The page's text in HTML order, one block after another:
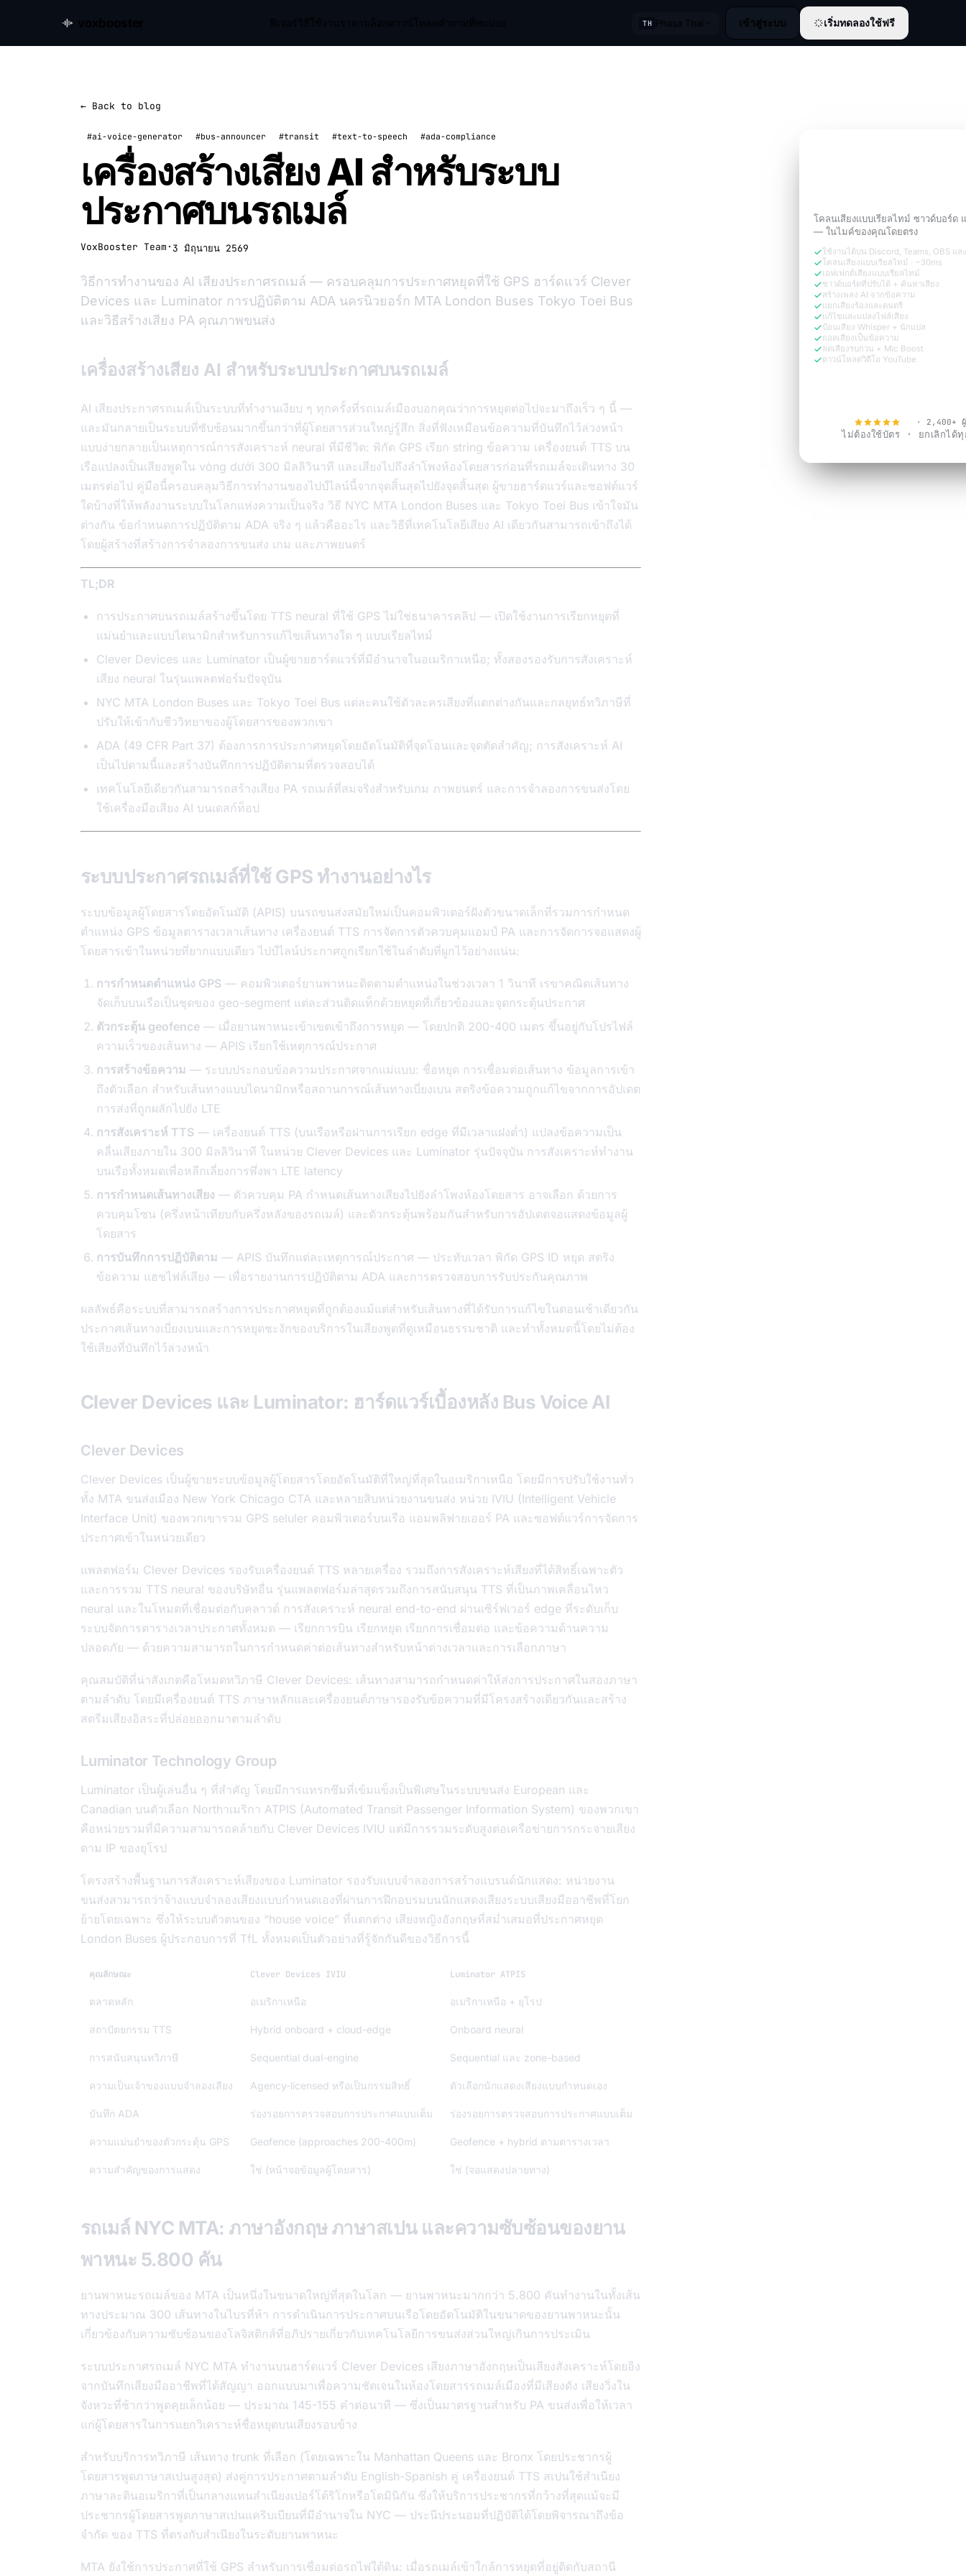
TH Phasa Thai เข้าสู่ระบบ เริ่มทดลองใช้ฟรี
← Back to blog
#ai-voice-generator #bus-announcer #transit #text-to-speech #ada-compliance
เครื่องสร้างเสียง AI สำหรับระบบ
ประกาศบนรถเมล์
VoxBooster Team · 3 มิถุนายน 2569
วิธีการทำงานของ AI เสียงประกาศรถเมล์ — ครอบคลุมการประกาศหยุดที่ใช้ GPS ฮาร์ดแวร์ Clever
Devices และ Luminator การปฏิบัติตาม ADA นครนิวยอร์ก MTA London Buses Tokyo Toei Bus
และวิธีสร้างเสียง PA คุณภาพขนส่ง
เครื่องสร้างเสียง AI สำหรับระบบประกาศบนรถเมล์
AI เสียงประกาศรถเมล์เป็นระบบที่ทำงานเงียบ ๆ ทุกครั้งที่รถเมล์เมืองบอกคุณว่าการหยุดต่อไปจะมาถึงเร็ว ๆ นี้ —
และมันกลายเป็นระบบที่ซับซ้อนมากขึ้นกว่าที่ผู้โดยสารส่วนใหญ่รู้สึก สิ่งที่ฟังเหมือนข้อความที่บันทึกไว้ล่วงหน้า
แบบง่ายกลายเป็นเหตุการณ์การสังเคราะห์ neural ที่มีชีวิต: พิกัด GPS เรียก string ข้อความ เครื่องยนต์ TTS บน
เรือแปลงเป็นเสียงพูดใน vòng dưới 300 มิลลิวินาที และเสียงไปถึงลำโพงห้องโดยสารก่อนที่รถเมล์จะเดินทาง 30
เมตรต่อไป คู่มือนี้ครอบคลุมวิธีการทำงานของไปป์ไลน์นี้จากจุดสิ้นสุดไปยังจุดสิ้นสุด ผู้ขายฮาร์ดแวร์และซอฟต์แวร์
ใดบ้างที่ให้พลังงานระบบในโลกแห่งความเป็นจริง วิธี NYC MTA London Buses และ Tokyo Toei Bus เข้าใจมัน
ต่างกัน ข้อกำหนดการปฏิบัติตาม ADA จริง ๆ แล้วคืออะไร และวิธีที่เทคโนโลยีเสียง AI เดียวกันสามารถเข้าถึงได้
โดยผู้สร้างที่สร้างการจำลองการขนส่ง เกม และภาพยนตร์
TL;DR
การประกาศบนรถเมล์สร้างขึ้นโดย TTS neural ที่ใช้ GPS ไม่ใช่ธนาคารคลิป — เปิดใช้งานการเรียกหยุดที่
แม่นยำและแบบไดนามิกสำหรับการแก้ไขเส้นทางใด ๆ แบบเรียลไทม์
Clever Devices และ Luminator เป็นผู้ขายฮาร์ดแวร์ที่มีอำนาจในอเมริกาเหนือ; ทั้งสองรองรับการสังเคราะห์
เสียง neural ในรุ่นแพลตฟอร์มปัจจุบัน
NYC MTA London Buses และ Tokyo Toei Bus แต่ละคนใช้ตัวละครเสียงที่แตกต่างกันและกลยุทธ์ทวิภาษีที่
ปรับให้เข้ากับชีววิทยาของผู้โดยสารของพวกเขา
ADA (49 CFR Part 37) ต้องการการประกาศหยุดโดยอัตโนมัติที่จุดโอนและจุดตัดสำคัญ; การสังเคราะห์ AI
เป็นไปตามนี้และสร้างบันทึกการปฏิบัติตามที่ตรวจสอบได้
เทคโนโลยีเดียวกันสามารถสร้างเสียง PA รถเมล์ที่สมจริงสำหรับเกม ภาพยนตร์ และการจำลองการขนส่งโดย
ใช้เครื่องมือเสียง AI บนเดสก์ท็อป
ระบบประกาศรถเมล์ที่ใช้ GPS ทำงานอย่างไร
ระบบข้อมูลผู้โดยสารโดยอัตโนมัติ (APIS) บนรถขนส่งสมัยใหม่เป็นคอมพิวเตอร์ฝังตัวขนาดเล็กที่รวมการกำหนด
ตำแหน่ง GPS ข้อมูลตารางเวลาเส้นทาง เครื่องยนต์ TTS การจัดการตัวควบคุมแอมป์ PA และการจัดการจอแสดงผู้
โดยสารเข้าในหน่วยที่ยากแบบเดียว ไปป์ไลน์ประกาศถูกเรียกใช้ในลำดับที่ผูกไว้อย่างแน่น:
การกำหนดตำแหน่ง GPS — คอมพิวเตอร์ยานพาหนะติดตามตำแหน่งในช่วงเวลา 1 วินาที เรขาคณิตเส้นทาง
จัดเก็บบนเรือเป็นชุดของ geo-segment แต่ละส่วนติดแท็กด้วยหยุดที่เกี่ยวข้องและจุดกระตุ้นประกาศ
ตัวกระตุ้น geofence — เมื่อยานพาหนะเข้าเขตเข้าถึงการหยุด — โดยปกติ 200-400 เมตร ขึ้นอยู่กับโปรไฟล์
ความเร็วของเส้นทาง — APIS เรียกใช้เหตุการณ์ประกาศ
การสร้างข้อความ — ระบบประกอบข้อความประกาศจากแม่แบบ: ชื่อหยุด การเชื่อมต่อเส้นทาง ข้อมูลการเข้า
ถึงตัวเลือก สำหรับเส้นทางแบบไดนามิกหรือสถานการณ์เส้นทางเบี่ยงเบน สตริงข้อความถูกแก้ไขจากการอัปเดต
การส่งที่ถูกผลักไปยัง LTE
การสังเคราะห์ TTS — เครื่องยนต์ TTS (บนเรือหรือผ่านการเรียก edge ที่มีเวลาแฝงต่ำ) แปลงข้อความเป็น
คลื่นเสียงภายใน 300 มิลลิวินาที ในหน่วย Clever Devices และ Luminator รุ่นปัจจุบัน การสังเคราะห์ทำงาน
บนเรือทั้งหมดเพื่อหลีกเลี่ยงการพึ่งพา LTE latency
การกำหนดเส้นทางเสียง — ตัวควบคุม PA กำหนดเส้นทางเสียงไปยังลำโพงห้องโดยสาร อาจเลือก ด้วยการ
ควบคุมโซน (ครึ่งหน้าเทียบกับครึ่งหลังของรถเมล์) และตัวกระตุ้นพร้อมกันสำหรับการอัปเดตจอแสดงข้อมูลผู้
โดยสาร
การบันทึกการปฏิบัติตาม — APIS บันทึกแต่ละเหตุการณ์ประกาศ — ประทับเวลา พิกัด GPS ID หยุด สตริง
ข้อความ แฮชไฟล์เสียง — เพื่อรายงานการปฏิบัติตาม ADA และการตรวจสอบการรับประกันคุณภาพ
ผลลัพธ์คือระบบที่สามารถสร้างการประกาศหยุดที่ถูกต้องแม้แต่สำหรับเส้นทางที่ได้รับการแก้ไขในตอนเช้าเดียวกัน
ประกาศเส้นทางเบี่ยงเบนและการหยุดชะงักของบริการในเสียงพูดที่ดูเหมือนธรรมชาติ และทำทั้งหมดนี้โดยไม่ต้อง
ใช้เสียงที่บันทึกไว้ล่วงหน้า
Clever Devices และ Luminator: ฮาร์ดแวร์เบื้องหลัง Bus Voice AI
Clever Devices
Clever Devices เป็นผู้ขายระบบข้อมูลผู้โดยสารโดยอัตโนมัติที่ใหญ่ที่สุดในอเมริกาเหนือ โดยมีการปรับใช้งานทั่ว
ทั้ง MTA ขนส่งเมือง New York Chicago CTA และหลายสิบหน่วยงานขนส่ง หน่วย IVIU (Intelligent Vehicle
Interface Unit) ของพวกเขารวม GPS seluler คอมพิวเตอร์บนเรือ แอมพลิฟายเออร์ PA และซอฟต์แวร์การจัดการ
ประกาศเข้าในหน่วยเดียว
แพลตฟอร์ม Clever Devices รองรับเครื่องยนต์ TTS หลายเครื่อง รวมถึงการสังเคราะห์เสียงที่ได้สิทธิ์เฉพาะตัว
และการรวม TTS neural ของบริษัทอื่น รุ่นแพลตฟอร์มล่าสุดรวมถึงการสนับสนุน TTS ที่เป็นภาพเคลื่อนไหว
neural และในโหมดที่เชื่อมต่อกับคลาวด์ การสังเคราะห์ neural end-to-end ผ่านเซิร์ฟเวอร์ edge ที่ระดับเก็บ
ระบบจัดการตารางเวลาประกาศทั้งหมด — เรียกการบิน เรียกหยุด เรียกการเชื่อมต่อ และข้อความด้านความ
ปลอดภัย — ด้วยความสามารถในการกำหนดค่าต่อเส้นทางสำหรับหน้าต่างเวลาและการเลือกภาษา
คุณสมบัติที่น่าสังเกตคือโหมดทวิภาษี Clever Devices: เส้นทางสามารถกำหนดค่าให้ส่งการประกาศในสองภาษา
ตามลำดับ โดยมีเครื่องยนต์ TTS ภาษาหลักและเครื่องยนต์ภาษารองรับข้อความที่มีโครงสร้างเดียวกันและสร้าง
สตรีมเสียงอิสระที่ปล่อยออกมาตามลำดับ
Luminator Technology Group
Luminator เป็นผู้เล่นอื่น ๆ ที่สำคัญ โดยมีการแทรกซึมที่เข้มแข็งเป็นพิเศษในระบบขนส่ง European และ
Canadian บนตัวเลือก Northาเมริกา ATPIS (Automated Transit Passenger Information System) ของพวกเขา
คือหน่วยรวมที่มีความสามารถคล้ายกับ Clever Devices IVIU แต่มีการรวมระดับสูงต่อเครือข่ายการกระจายเสียง
ตาม IP ของยุโรป
โครงสร้างพื้นฐานการสังเคราะห์เสียงของ Luminator รองรับแบบจำลองการสร้างแบรนด์นักแสดง: หน่วยงาน
ขนส่งสามารถว่าจ้างแบบจำลองเสียงแบบกำหนดเองที่ผ่านการฝึกอบรมบนนักแสดงเสียงระบบเสียงมืออาชีพที่โยก
ย้ายโดยเฉพาะ ซึ่งให้ระบบตัวตนของ “house voice” ที่แตกต่าง เสียงหญิงอังกฤษที่สม่ำเสมอที่ประกาศหยุด
London Buses ผู้ประกอบการที่ TfL ทั้งหมดเป็นตัวอย่างที่รู้จักกันดีของวิธีการนี้
คุณลักษณะ Clever Devices IVIU Luminator ATPIS
ตลาดหลัก อเมริกาเหนือ อเมริกาเหนือ + ยุโรป
สถาปัตยกรรม TTS Hybrid onboard + cloud-edge Onboard neural
การสนับสนุนทวิภาษี Sequential dual-engine Sequential และ zone-based
ความเป็นเจ้าของแบบจำลองเสียง Agency-licensed หรือเป็นกรรมสิทธิ์ ตัวเลือกนักแสดงเสียงแบบกำหนดเอง
บันทึก ADA ร่องรอยการตรวจสอบการประกาศแบบเต็ม ร่องรอยการตรวจสอบการประกาศแบบเต็ม
ความแม่นยำของตัวกระตุ้น GPS Geofence (approaches 200-400m) Geofence + hybrid ตามตารางเวลา
ความสำคัญของการแสดง ใช่ (หน้าจอข้อมูลผู้โดยสาร) ใช่ (จอแสดงปลายทาง)
รถเมล์ NYC MTA: ภาษาอังกฤษ ภาษาสเปน และความซับซ้อนของยาน
พาหนะ 5.800 คัน
ยานพาหนะรถเมล์ของ MTA เป็นหนึ่งในขนาดใหญ่ที่สุดในโลก — ยานพาหนะมากกว่า 5.800 คันทำงานในทั้งเส้น
ทางประมาณ 300 เส้นทางในไบรที่ห้า การดำเนินการประกาศบนเรือโดยอัตโนมัติในขนาดของยานพาหนะนั้น
เกี่ยวข้องกับความซับซ้อนของโลจิสติกส์ที่อภิปรายเกี่ยวกับเทคโนโลยีการขนส่งส่วนใหญ่เกินการประเมิน
ระบบประกาศรถเมล์ NYC MTA ทำงานบนฮาร์ดแวร์ Clever Devices เสียงภาษาอังกฤษเป็นเสียงสังเคราะห์โดยอิง
จากบันทึกเสียงมืออาชีพที่ได้สัญญา ออกแบบมาเพื่อความชัดเจนในห้องโดยสารรถเมล์เมืองที่มีเสียงดัง เสียงวิ่งใน
จังหวะที่ช้ากว่าพูดคุยเล็กน้อย — ประมาณ 145-155 คำต่อนาที — ซึ่งเป็นมาตรฐานสำหรับ PA ขนส่งเพื่อให้เวลา
แก่ผู้โดยสารในการแยกวิเคราะห์ชื่อหยุดบนเสียงรอบข้าง
สำหรับบริการทวิภาษี เส้นทาง trunk ที่เลือก (โดยเฉพาะใน Manhattan Queens และ Bronx โดยประชากรผู้
โดยสารพูดภาษาสเปนสูงสุด) ส่งคู่การประกาศตามลำดับ English-Spanish คู่ เครื่องยนต์ TTS สเปนใช้สำเนียง
ภาษาละตินอเมริกาที่เป็นกลางแทนสำเนียงเปอร์โต้ริโกหรือโดมินิกัน ซึ่งให้บริการประชากรที่กว้างที่สุดแม้จะมี
ประชากรผู้โดยสารพูดภาษาสเปนแคริบเบียนที่มีอำนาจใน NYC — ประนีประนอมที่ปฏิบัติได้โดยพิจารณาถึงข้อ
จำกัด ของ TTS ที่ตรงกับสำเนียงในระดับยานพาหนะ
MTA ยังใช้การประกาศที่ใช้ GPS สำหรับการเชื่อมต่อรถไฟใต้ดิน: เมื่อรถเมล์เข้าใกล้การหยุดที่อยู่ติดกับสถานี
โคลนเสียงแบบเรียลไทม์ ซาวด์บอร์ด
— ในไมค์ของคุณโดยตรง
ใช้งานได้บน Discord, Teams, OBS แล
โคลนเสียงแบบเรียลไทม์ · ~30ms
เอฟเฟกต์เสียงแบบเรียลไทม์
ซาวด์บอร์ดที่ปรับได้ + ค้นหาเสียง
สร้างเพลง AI จากข้อความ
แยกเสียงร้องและดนตรี
แก้ไขและแปลงไฟล์เสียง
ป้อนเสียง Whisper + นักแปล
ถอดเสียงเป็นข้อความ
ลดเสียงรบกวน + Mic Boost
ดาวน์โหลดวิดีโอ YouTube
· 2,400+ ผู้
ไม่ต้องใช้บัตร · ยกเลิกได้ทุ